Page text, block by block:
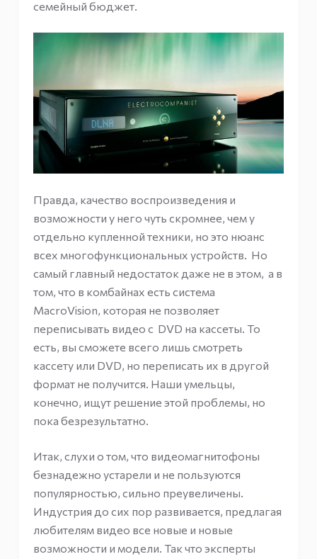
семейный бюджет.
Правда, качество воспроизведения и
возможности у него чуть скромнее, чем у
отдельно купленной техники, но это нюанс
всех многофункциональных устройств. Но
самый главный недостаток даже не в этом, а в
том, что в комбайнах есть система
MacroVision, которая не позволяет
переписывать видео с DVD на кассеты. То
есть, вы сможете всего лишь смотреть
кассету или DVD, но переписать их в другой
формат не получится. Наши умельцы,
конечно, ищут решение этой проблемы, но
пока безрезультатно.
Итак, слухи о том, что видеомагнитофоны
безнадежно устарели и не пользуются
популярностью, сильно преувеличены.
Индустрия до сих пор развивается, предлагая
любителям видео все новые и новые
возможности и модели. Так что эксперты